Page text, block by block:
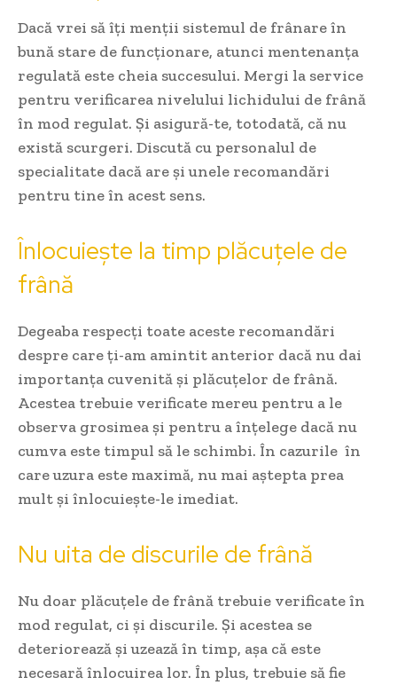
Dacă vrei să îți menții sistemul de frânare în
bună stare de funcționare, atunci mentenanța
regulată este cheia succesului. Mergi la service
pentru verificarea nivelului lichidului de frână
în mod regulat. Și asigură-te, totodată, că nu
există scurgeri. Discută cu personalul de
specialitate dacă are și unele recomandări
pentru tine în acest sens.
Înlocuiește la timp plăcuțele de
frână
Degeaba respecți toate aceste recomandări
despre care ți-am amintit anterior dacă nu dai
importanța cuvenită și plăcuțelor de frână.
Acestea trebuie verificate mereu pentru a le
observa grosimea și pentru a înțelege dacă nu
cumva este timpul să le schimbi. În cazurile în
care uzura este maximă, nu mai aștepta prea
mult și înlocuiește-le imediat.
Nu uita de discurile de frână
Nu doar plăcuțele de frână trebuie verificate în
mod regulat, ci și discurile. Și acestea se
deteriorează și uzează în timp, așa că este
necesară înlocuirea lor. În plus, trebuie să fie